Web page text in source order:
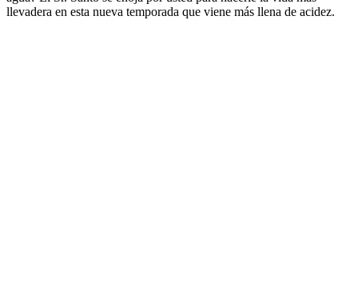
llevadera en esta nueva temporada que viene más llena de acidez.